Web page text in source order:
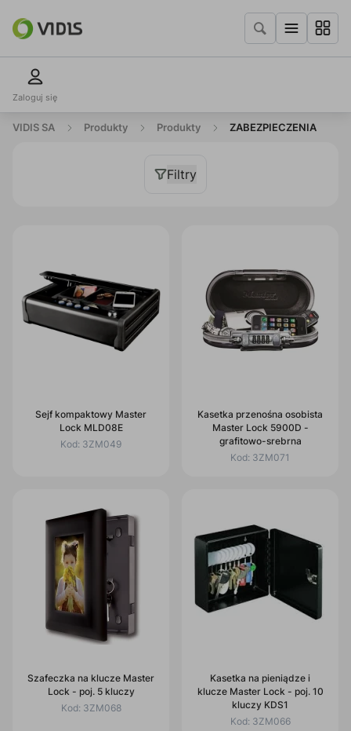
Zaloguj się
VIDIS SA Produkty Produkty ZABEZPIECZENIA
Filtry
Sejf kompaktowy Master
Lock MLD08E
Kod: 3ZM049
Kasetka przenośna osobista
Master Lock 5900D -
grafitowo-srebrna
Kod: 3ZM071
Szafeczka na klucze Master
Lock - poj. 5 kluczy
Kod: 3ZM068
Kasetka na pieniądze i
klucze Master Lock - poj. 10
kluczy KDS1
Kod: 3ZM066